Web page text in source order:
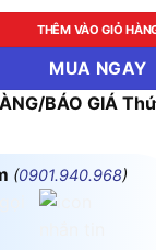
THÊM VÀO GIỎ
MUA NGAY
BÁO GIÁ
(0901.940.968)